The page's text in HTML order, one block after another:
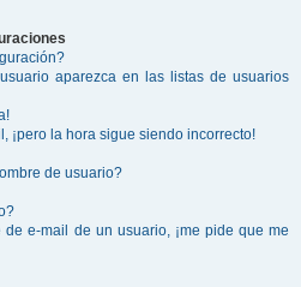
aparezca en las listas de usuarios
¡pero la hora sigue siendo incorrecto!
de usuario?
e-mail de un usuario, ¡me pide que me